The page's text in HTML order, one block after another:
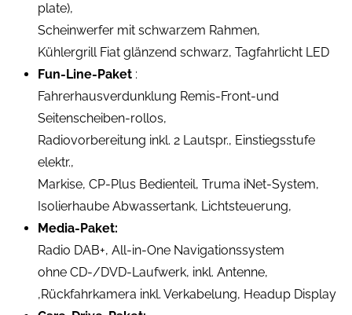
plate),
Scheinwerfer mit schwarzem Rahmen,
Kühlergrill Fiat glänzend schwarz, Tagfahrlicht LED
Fun-Line-Paket :
Fahrerhausverdunklung Remis-Front-und
Seitenscheiben-rollos,
Radiovorbereitung inkl. 2 Lautspr., Einstiegsstufe
elektr.,
Markise, CP-Plus Bedienteil, Truma iNet-System,
Isolierhaube Abwassertank, Lichtsteuerung,
Media-Paket:
Radio DAB+, All-in-One Navigationssystem
ohne CD-/DVD-Laufwerk, inkl. Antenne,
,Rückfahrkamera inkl. Verkabelung, Headup Display